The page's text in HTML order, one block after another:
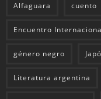
Alfaguara cuento
Encuentro
género negro
Literatura argentina